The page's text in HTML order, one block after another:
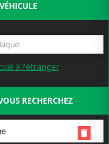
à l'étranger
RECHERCHEZ